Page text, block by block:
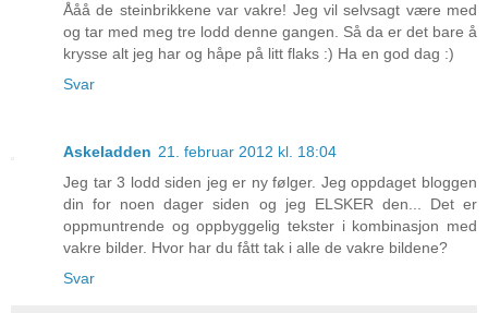
Ååå de steinbrikkene var vakre! Jeg vil selvsagt være med
og tar med meg tre lodd denne gangen. Så da er det bare å
krysse alt jeg har og håpe på litt flaks :) Ha en god dag :)
Svar
Askeladden 21. februar 2012 kl. 18:04
Jeg tar 3 lodd siden jeg er ny følger. Jeg oppdaget bloggen
din for noen dager siden og jeg ELSKER den... Det er
oppmuntrende og oppbyggelig tekster i kombinasjon med
vakre bilder. Hvor har du fått tak i alle de vakre bildene?
Svar